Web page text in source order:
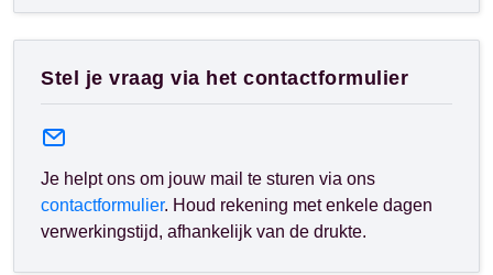
Stel je vraag via het contactformulier
Je helpt ons om jouw mail te sturen via ons
contactformulier. Houd rekening met enkele dagen
verwerkingstijd, afhankelijk van de drukte.